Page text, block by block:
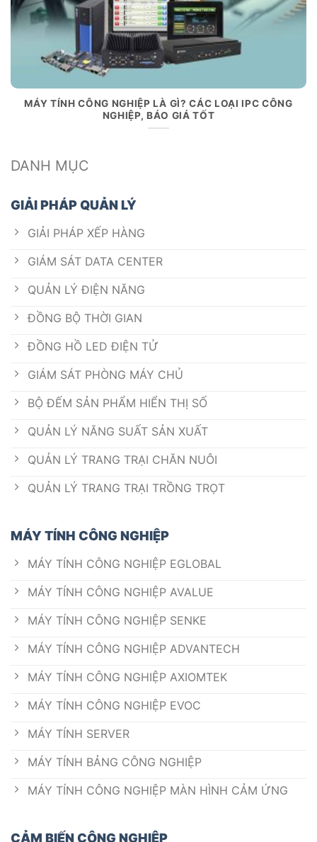
MÁY TÍNH CÔNG NGHIỆP LÀ GÌ? CÁC LOẠI IPC CÔNG
NGHIỆP, BÁO GIÁ TỐT
DANH MỤC
GIẢI PHÁP QUẢN LÝ
GIẢI PHÁP XẾP HÀNG
GIÁM SÁT DATA CENTER
QUẢN LÝ ĐIỆN NĂNG
ĐỒNG BỘ THỜI GIAN
ĐỒNG HỒ LED ĐIỆN TỬ
GIÁM SÁT PHÒNG MÁY CHỦ
BỘ ĐẾM SẢN PHẨM HIỂN THỊ SỐ
QUẢN LÝ NĂNG SUẤT SẢN XUẤT
QUẢN LÝ TRANG TRẠI CHĂN NUÔI
QUẢN LÝ TRANG TRẠI TRỒNG TRỌT
MÁY TÍNH CÔNG NGHIỆP
MÁY TÍNH CÔNG NGHIỆP EGLOBAL
MÁY TÍNH CÔNG NGHIỆP AVALUE
MÁY TÍNH CÔNG NGHIỆP SENKE
MÁY TÍNH CÔNG NGHIỆP ADVANTECH
MÁY TÍNH CÔNG NGHIỆP AXIOMTEK
MÁY TÍNH CÔNG NGHIỆP EVOC
MÁY TÍNH SERVER
MÁY TÍNH BẢNG CÔNG NGHIỆP
MÁY TÍNH CÔNG NGHIỆP MÀN HÌNH CẢM ỨNG
CẢM BIẾN CÔNG NGHIỆP